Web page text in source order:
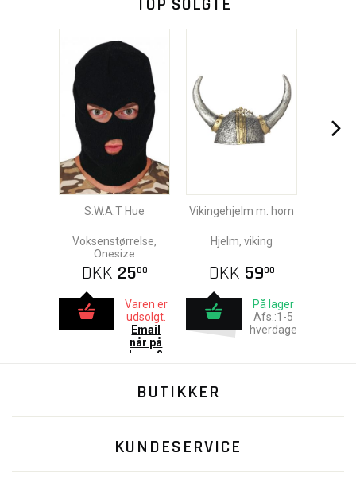
TOP SOLGTE
S.W.A.T Hue
Voksenstørrelse,
Onesize
DKK 2500
Varen er
udsolgt.
Email
når på
lager?
Vikingehjelm m. horn
Hjelm, viking
DKK 5900
På lager
Afs.:1-5
hverdage
BUTIKKER
KUNDESERVICE